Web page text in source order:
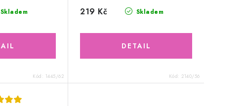
Skladem
Kód: 1445/62
Skladem
219 Kč
Kód: 2140/56